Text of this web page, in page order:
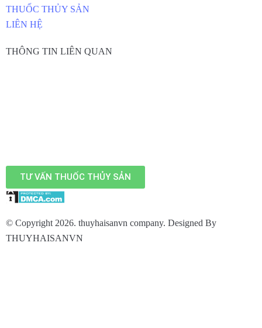
THUỐC THỦY SẢN
LIÊN HỆ
THÔNG TIN LIÊN QUAN
TƯ VẤN THUỐC THỦY SẢN
© Copyright 2026. thuyhaisanvn company. Designed By
THUYHAISANVN